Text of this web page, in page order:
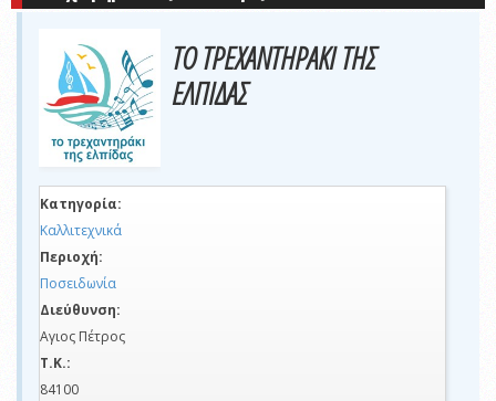
ΤΟ ΤΡΕΧΑΝΤΗΡΑΚΙ ΤΗΣ
ΕΛΠΙΔΑΣ
Κατηγορία:
Καλλιτεχνικά
Περιοχή:
Ποσειδωνία
Διεύθυνση:
Αγιος Πέτρος
Τ.Κ.:
84100